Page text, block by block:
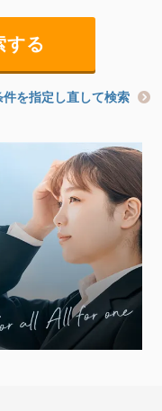
件を指定し直して検索